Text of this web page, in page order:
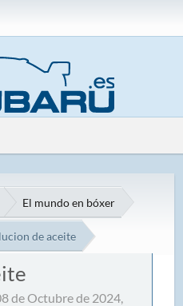
El mundo en bóxer
de aceite
de Octubre de 2024,